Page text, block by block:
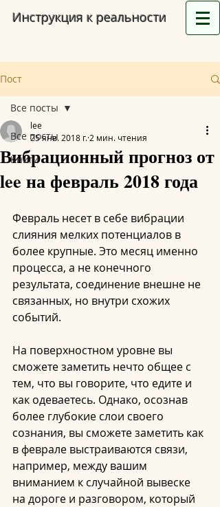
Инструкция к реальности
Пост
Все посты
Книги
Все посты
Вибрационный прогноз от
lee на февраль 2018 года
lee
25 янв. 2018 г. 2 мин. чтения
Февраль несет в себе вибрации
слияния мелких потенциалов в
более крупные. Это месяц именно
процесса, а не конечного
результата, соединение внешне не
связанных, но внутри схожих
событий.
На поверхностном уровне вы
сможете заметить нечто общее с
тем, что вы говорите, что едите и
как одеваетесь. Однако, осознав
более глубокие слои своего
сознания, вы сможете заметить как
в феврале выстраиваются связи,
например, между вашим
вниманием к случайной вывеске
на дороге и разговором, который